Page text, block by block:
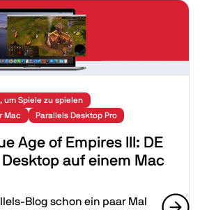
um Spiele zu spielen
Mac
Parallels Desktop Pro
Age of Empires III: DE
auf einem Mac
Blog schon ein paar Mal